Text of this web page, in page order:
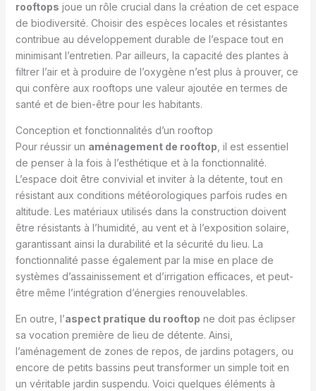
rooftops joue un rôle crucial dans la création de cet espace
de biodiversité. Choisir des espèces locales et résistantes
contribue au développement durable de l’espace tout en
minimisant l’entretien. Par ailleurs, la capacité des plantes à
filtrer l’air et à produire de l’oxygène n’est plus à prouver, ce
qui confère aux rooftops une valeur ajoutée en termes de
santé et de bien-être pour les habitants.
Conception et fonctionnalités d’un rooftop
Pour réussir un aménagement de rooftop , il est essentiel
de penser à la fois à l’esthétique et à la fonctionnalité.
L’espace doit être convivial et inviter à la détente, tout en
résistant aux conditions météorologiques parfois rudes en
altitude. Les matériaux utilisés dans la construction doivent
être résistants à l’humidité, au vent et à l’exposition solaire,
garantissant ainsi la durabilité et la sécurité du lieu. La
fonctionnalité passe également par la mise en place de
systèmes d’assainissement et d’irrigation efficaces, et peut-
être même l’intégration d’énergies renouvelables.
En outre, l’aspect pratique du rooftop ne doit pas éclipser
sa vocation première de lieu de détente. Ainsi,
l’aménagement de zones de repos, de jardins potagers, ou
encore de petits bassins peut transformer un simple toit en
un véritable jardin suspendu. Voici quelques éléments à